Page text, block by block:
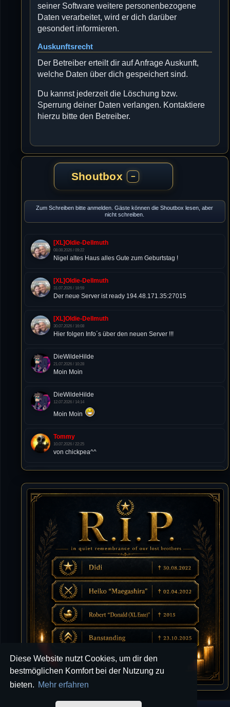
Diese Website nutzt Cookies, um dir den
bestmöglichen Komfort bei der Nutzung zu
bieten. Mehr erfahren
seiner Software weitere personenbezogene
Daten verarbeitet, wird er dich darüber
gesondert informieren.
Auskunftsrecht
Der Betreiber erteilt dir auf Anfrage Auskunft,
welche Daten über dich gespeichert sind.
Du kannst jederzeit die Löschung bzw.
Sperrung deiner Daten verlangen. Kontaktiere
hierzu bitte den Betreiber.
Shoutbox −
Zum Schreiben bitte anmelden. Gäste können die Shoutbox lesen, aber
nicht schreiben.
[XL]Oldie-Dellmuth
08.08.2026 / 09:22
Nigel altes Haus alles Gute zum Geburtstag !
[XL]Oldie-Dellmuth
31.07.2026 / 18:59
Der neue Server ist ready 194.48.171.35:27015
[XL]Oldie-Dellmuth
30.07.2026 / 16:08
Hier folgen Info´s über den neuen Server !!!
DieWildeHilde
21.07.2026 / 10:28
Moin Moin
DieWildeHilde
12.07.2026 / 14:14
Moin Moin
Tommy
10.07.2026 / 22:25
von chickpea^^
Letzte Aktivität:
27. Dez 2023, 22:48
DieWildeHilde
10.07.2026 / 12:48
Happy Birthday Chickpea
DieWildeHilde
10.07.2026 / 10:08
Hallo meine Lieben!
Isimiyaki
10.07.2026 / 00:34
Alles gute chickpea
Was geht aaaaaaaaaaaab
[XL]Oldie-Dellmuth
Wartungsarbeiten zwischen 12 - 13 Uhr am Freitag !!!